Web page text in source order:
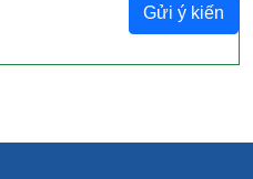
Gửi ý kiến